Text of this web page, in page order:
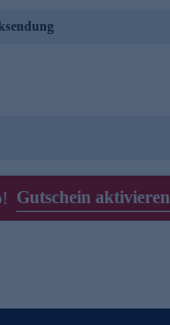
Gutschein aktivieren